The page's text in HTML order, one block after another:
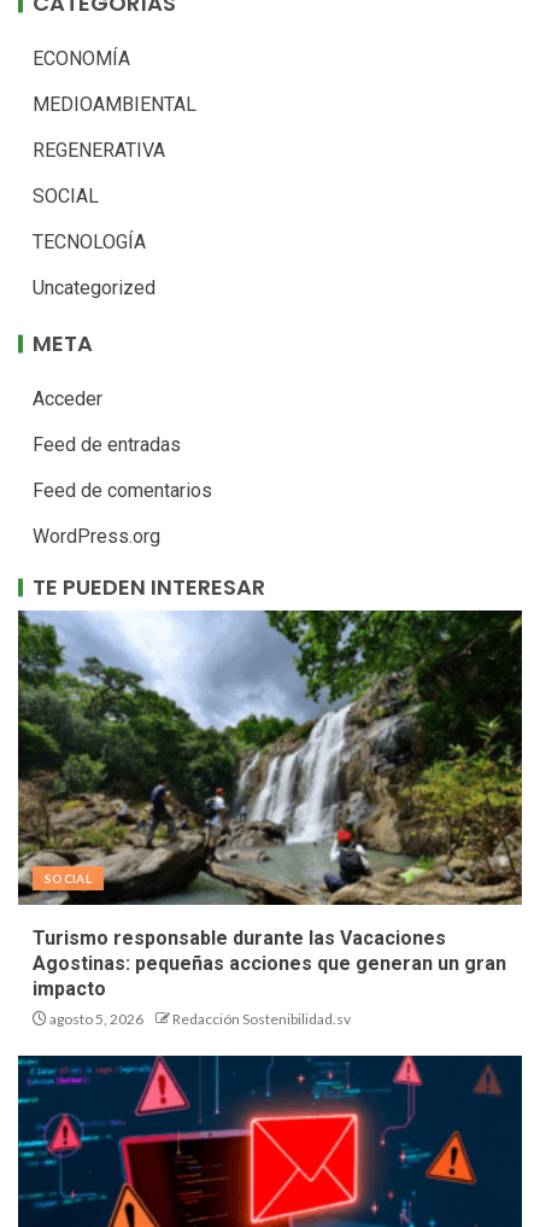
ECONOMÍA
MEDIOAMBIENTAL
REGENERATIVA
SOCIAL
TECNOLOGÍA
Uncategorized
META
Acceder
Feed de entradas
Feed de comentarios
WordPress.org
TE PUEDEN INTERESAR
SOCIAL
Turismo responsable durante las Vacaciones
Agostinas: pequeñas acciones que generan un gran
impacto
agosto 5, 2026 Redacción Sostenibilidad.sv